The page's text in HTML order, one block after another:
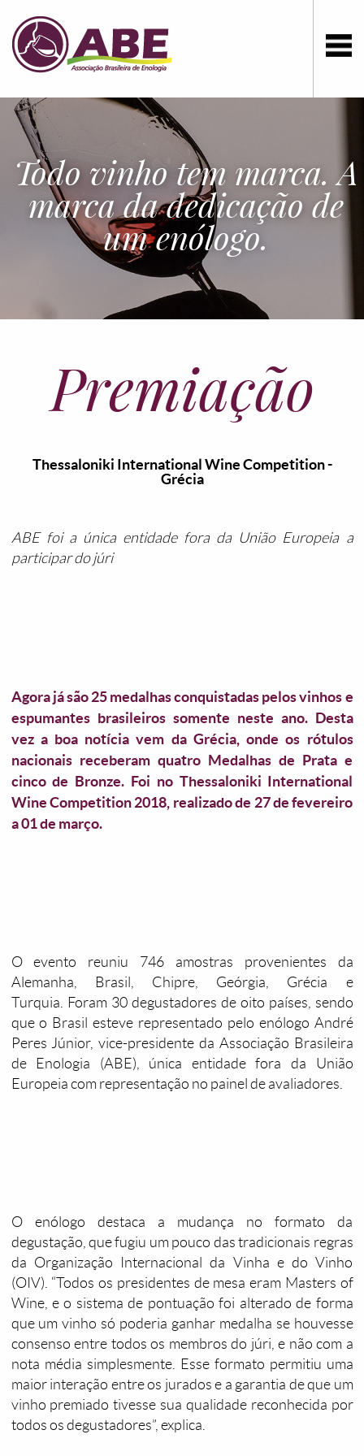
Todo vinho tem marca. A
marca da dedicação de
um enólogo.
Premiação
Thessaloniki International Wine Competition -
Grécia
ABE foi a única entidade fora da União Europeia a
participar do júri
Agora já são 25 medalhas conquistadas pelos vinhos e
espumantes brasileiros somente neste ano. Desta
vez a boa notícia vem da Grécia, onde os rótulos
nacionais receberam quatro Medalhas de Prata e
cinco de Bronze. Foi no Thessaloniki International
Wine Competition 2018, realizado de 27 de fevereiro
a 01 de março.
O evento reuniu 746 amostras provenientes da
Alemanha, Brasil, Chipre, Geórgia, Grécia e
Turquia. Foram 30 degustadores de oito países, sendo
que o Brasil esteve representado pelo enólogo André
Peres Júnior, vice-presidente da Associação Brasileira
de Enologia (ABE), única entidade fora da União
Europeia com representação no painel de avaliadores.
O enólogo destaca a mudança no formato da
degustação, que fugiu um pouco das tradicionais regras
da Organização Internacional da Vinha e do Vinho
(OIV). “Todos os presidentes de mesa eram Masters of
Wine, e o sistema de pontuação foi alterado de forma
que um vinho só poderia ganhar medalha se houvesse
consenso entre todos os membros do júri, e não com a
nota média simplesmente. Esse formato permitiu uma
maior interação entre os jurados e a garantia de que um
vinho premiado tivesse sua qualidade reconhecida por
todos os degustadores”, explica.